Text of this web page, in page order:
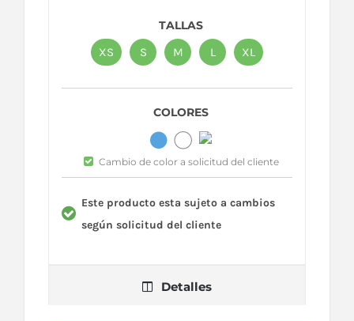
TALLAS
XS
S M L XL
COLORES
Cambio de color a solicitud del cliente
Este producto esta sujeto a cambios
según solicitud del cliente
Detalles